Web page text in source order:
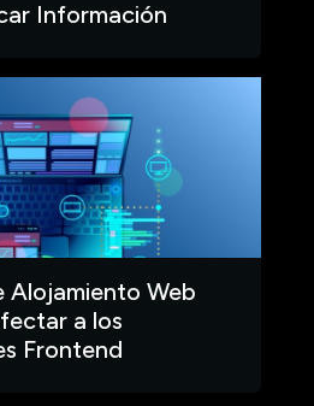
Información
Alojamiento Web
a los
Frontend